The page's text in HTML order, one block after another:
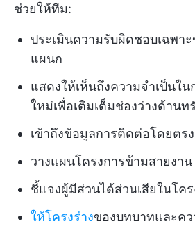
ช่วยให้ทีม:
ประเมินความรับผิดชอบเฉพา
แผนก
แสดงให้เห็นถึงความจำเป็นใ
ใหม่เพื่อเติมเต็มช่องว่างด้านท
เข้าถึงข้อมูลการติดต่อโดยตรง
วางแผนโครงการข้ามสายงาน
ชี้แจงผู้มีส่วนได้ส่วนเสียในโคร
ให้โครงร่างของบทบาทและค